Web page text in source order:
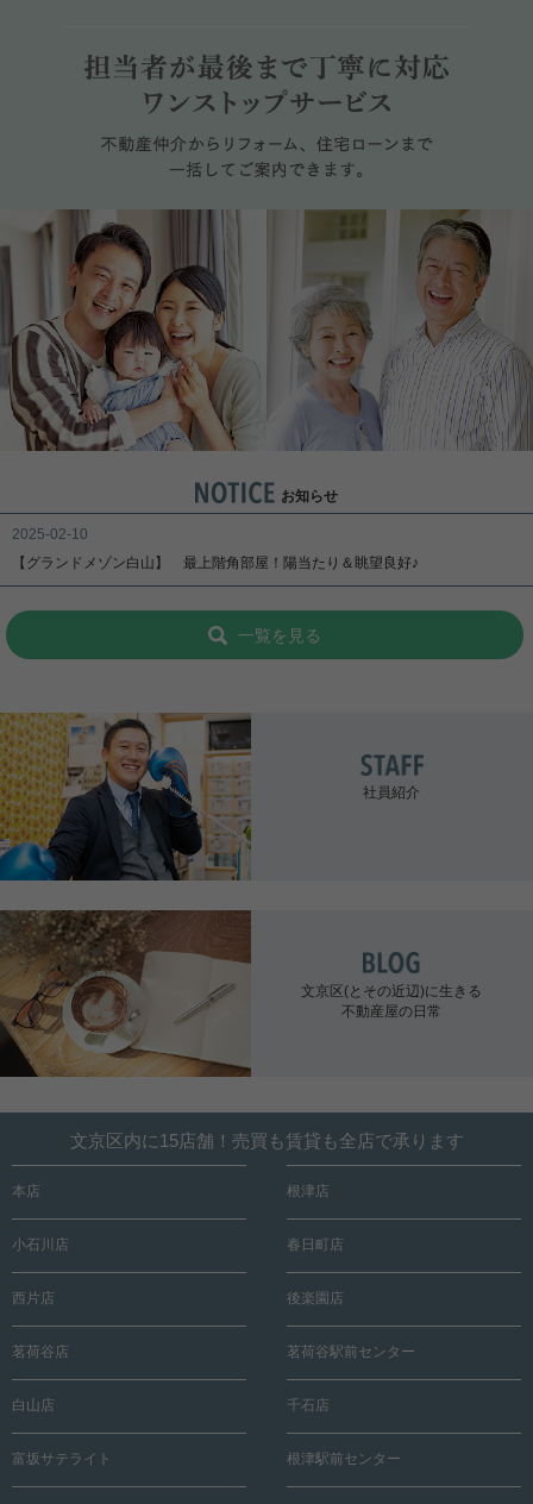
お知らせ
2025-02-10
【グランドメゾン白山】
最上階角部屋！陽当たり＆眺望良好♪
一覧を見る
社員紹介
文京区(とその近辺)に生きる
不動産屋の日常
文京区内に15店舗！売買も賃貸も全店で承ります
本店 根津店
小石川店 春日町店
西片店 後楽園店
茗荷谷店 茗荷谷駅前センター
白山店 千石店
富坂サテライト 根津駅前センター